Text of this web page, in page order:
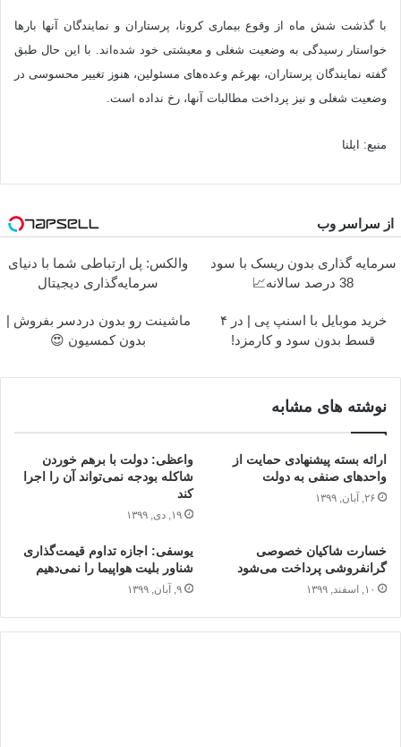
با گذشت شش ماه از وقوع بیماری کرونا، پرستاران و نمایندگان آنها بارها
خواستار رسیدگی به وضعیت شغلی و معیشتی خود شده‌اند. با این حال طبق
گفته نمایندگان پرستاران، به‎رغم وعده‌های مسئولین، هنوز تغییر محسوسی در
وضعیت شغلی و نیز پرداخت مطالبات آنها، رخ نداده است.
منبع: ایلنا
از سراسر وب
سرمایه گذاری بدون ریسک با سود
38 درصد سالانه📈
والکس: پل ارتباطی شما با دنیای
سرمایه‌گذاری دیجیتال
خرید موبایل با اسنپ پی | در ۴
قسط بدون سود و کارمزد!
ماشینت رو بدون دردسر بفروش |
بدون کمسیون 😍
نوشته های مشابه
ارائه بسته پیشنهادی حمایت از
واحدهای صنفی به دولت
۲۶, آبان, ۱۳۹۹
واعظی: دولت با برهم خوردن
شاکله بودجه ‌نمی‌تواند آن را اجرا
کند
۱۹, دی, ۱۳۹۹
خسارت شاکیان خصوصی
گرانفروشی پرداخت می‌شود
۱۰, اسفند, ۱۳۹۹
یوسفی: اجازه تداوم قیمت‌گذاری
شناور بلیت هواپیما را نمی‌دهیم
۹, آبان, ۱۳۹۹